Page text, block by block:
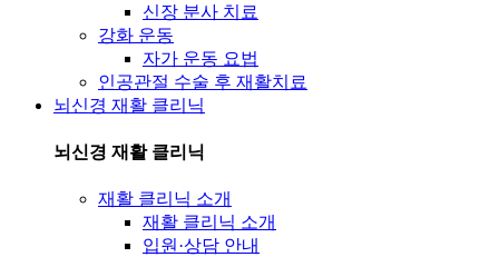
신장 분사 치료
강화 운동
자가 운동 요법
인공관절 수술 후 재활치료
뇌신경 재활 클리닉
뇌신경 재활 클리닉
재활 클리닉 소개
재활 클리닉 소개
입원·상담 안내